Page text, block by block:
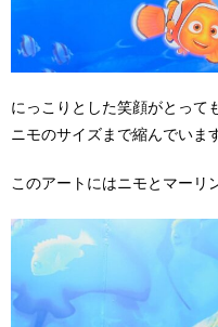
にっこりとした笑顔がとって
ニモのサイズまで縮んでいま
このアートにはニモとマーリ